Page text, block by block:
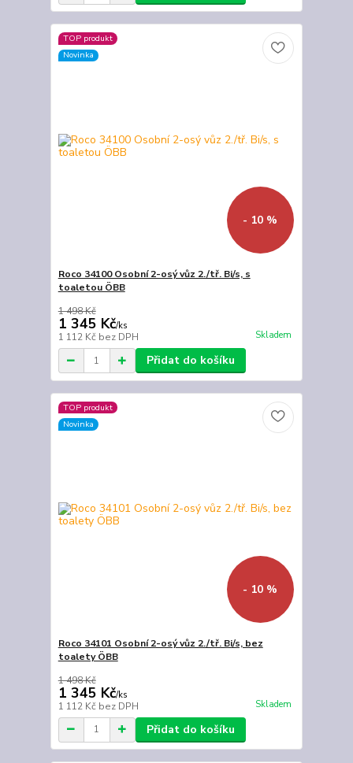
TOP produkt
Novinka
- 10 %
Roco 34100 Osobní 2-osý vůz 2./tř. Bi/s, s
toaletou ÖBB
1 498 Kč
1 345 Kč/ks
1 112 Kč bez DPH Skladem
Přidat do košíku
TOP produkt
Novinka
- 10 %
Roco 34101 Osobní 2-osý vůz 2./tř. Bi/s, bez
toalety ÖBB
1 498 Kč
1 345 Kč/ks
1 112 Kč bez DPH Skladem
Přidat do košíku